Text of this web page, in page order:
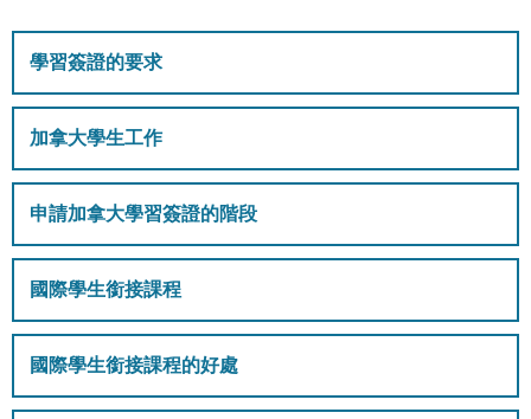
學習簽證的要求
加拿大學生工作
申請加拿大學習簽證的階段
國際學生銜接課程
國際學生銜接課程的好處